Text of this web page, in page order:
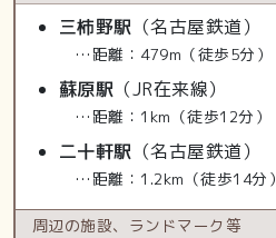
三柿野駅 （名古屋鉄道）
…距離：479m（徒歩5分）
蘇原駅 （JR在来線）
…距離：1km（徒歩12分）
二十軒駅 （名古屋鉄道）
…距離：1.2km（徒歩14分）
周辺の施設、 ランドマーク等